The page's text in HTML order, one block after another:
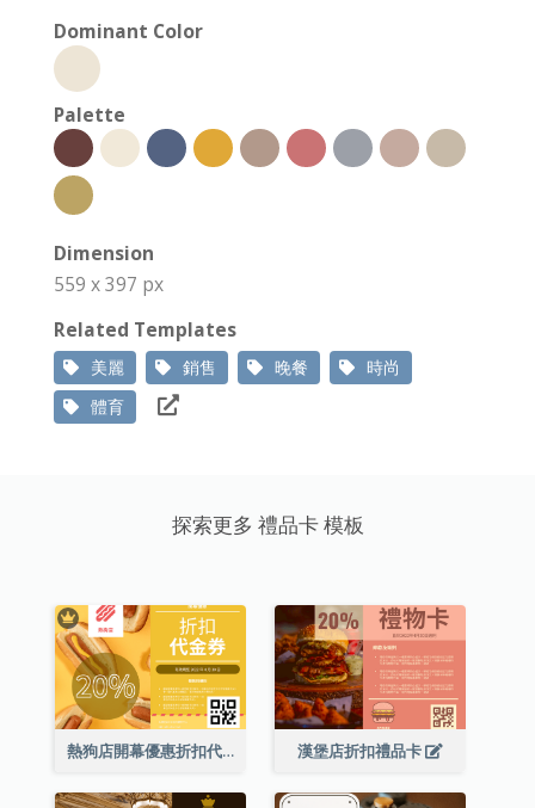
Dominant Color
Palette
Dimension
559 x 397 px
Related Templates
美麗 銷售 晚餐
時尚
體育
探索更多 禮品卡 模板
熱狗店開幕優惠折扣代金券 漢堡店折扣禮品卡